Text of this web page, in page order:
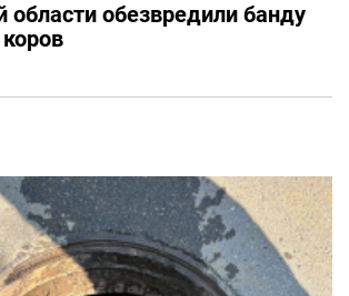
области обезвредили банду